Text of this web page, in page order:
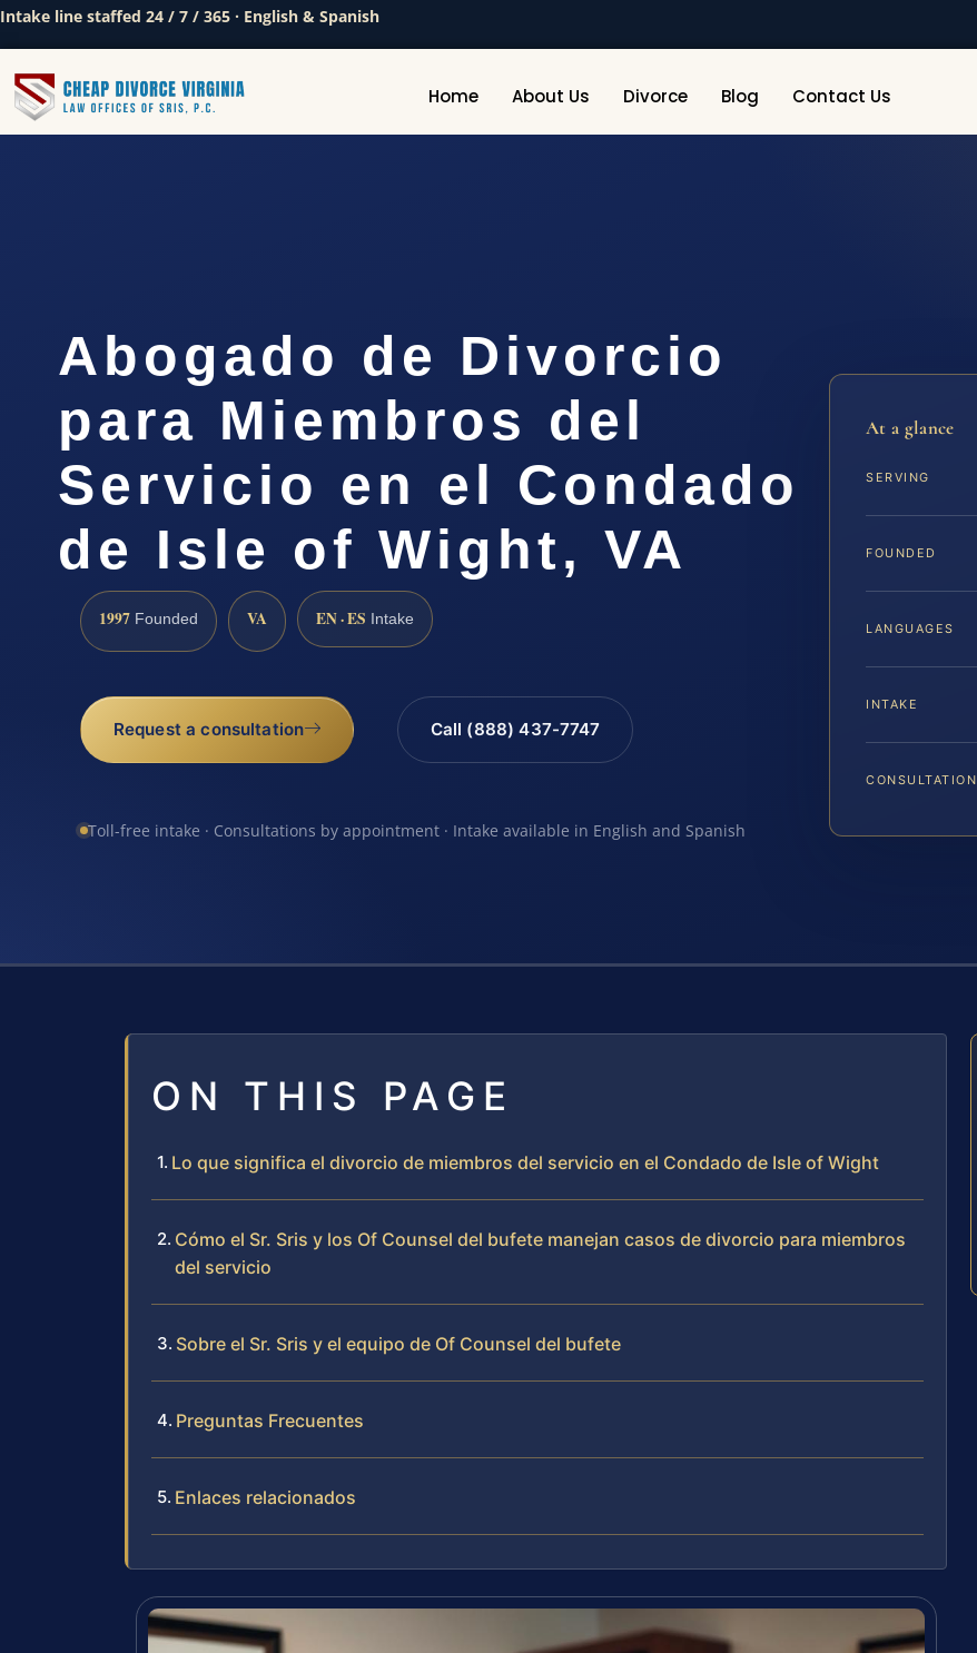
Intake line staffed 24 / 7 / 365 · English & Spanish
Home About Us Divorce Blog Contact Us
Abogado de Divorcio
para Miembros del
Servicio en el Condado
de Isle of Wight, VA
1997 Founded VA EN · ES Intake
Request a consultation Call (888) 437-7747
Toll-free intake · Consultations by appointment · Intake available in English and Spanish
At a glance
SERVING
FOUNDED
LANGUAGES
INTAKE
CONSULTATION
ON THIS PAGE
Lo que significa el divorcio de miembros del servicio en el Condado de Isle of Wight
Cómo el Sr. Sris y los Of Counsel del bufete manejan casos de divorcio para miembros
del servicio
Sobre el Sr. Sris y el equipo de Of Counsel del bufete
Preguntas Frecuentes
Enlaces relacionados